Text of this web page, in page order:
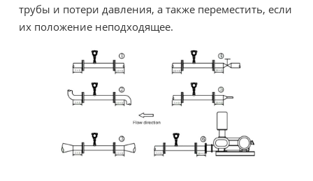
трубы и потери давления, а также переместить, если
их положение неподходящее.